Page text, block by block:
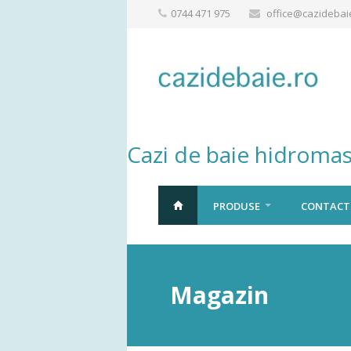
0744 471 975
Cazi de baie
PRODUSE CONTACT
Magazin